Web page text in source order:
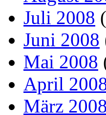
Juli 2008
Juni 2008
Mai 2008
April
März 2008